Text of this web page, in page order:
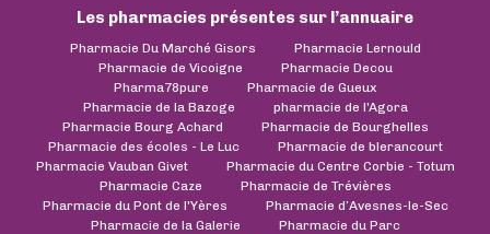
Les pharmacies présentes sur l’annuaire
Pharmacie Du Marché Gisors
Pharmacie Lernould
Pharmacie de Vicoigne
Pharmacie Decou
Pharma78pure
Pharmacie de Gueux
Pharmacie de la Bazoge
pharmacie de l'Agora
Pharmacie Bourg Achard
Pharmacie de Bourghelles
Pharmacie des écoles - Le Luc
Pharmacie de blerancourt
Pharmacie Vauban Givet
Pharmacie du Centre Corbie - Totum
Pharmacie Caze
Pharmacie de Trévières
Pharmacie du Pont de l'Yères
Pharmacie d’Avesnes-le-Sec
Pharmacie de la Galerie
Pharmacie du Parc